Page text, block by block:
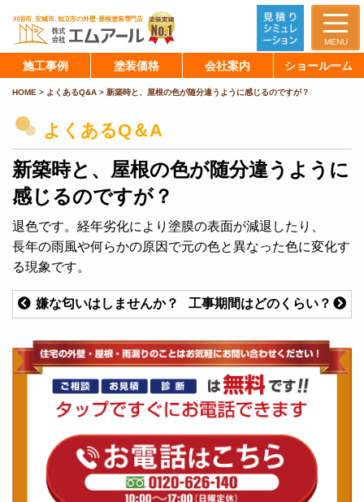
MENU
施工事例 塗装価格 会社案内 ショールーム
HOME > よくあるQ&A > 新築時と、屋根の色が随分違うように感じるのですが？
よくあるQ＆A
新築時と、屋根の色が随分違うように
感じるのですが？
退色です。経年劣化により塗膜の表面が減退したり、
長年の雨風や何らかの原因で元の色と異なった色に変化す
る現象です。
工事期間はどのくらい？
嫌な匂いはしませんか？